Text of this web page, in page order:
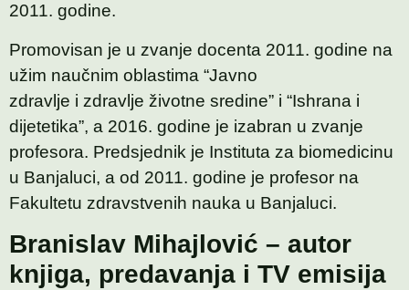
2011. godine.
Promovisan je u zvanje docenta 2011. godine na
užim naučnim oblastima “Javno
zdravlje i zdravlje životne sredine” i “Ishrana i
dijetetika”, a 2016. godine je izabran u zvanje
profesora. Predsjednik je Instituta za biomedicinu
u Banjaluci, a od 2011. godine je profesor na
Fakultetu zdravstvenih nauka u Banjaluci.
Branislav Mihajlović – autor
knjiga, predavanja i TV emisija